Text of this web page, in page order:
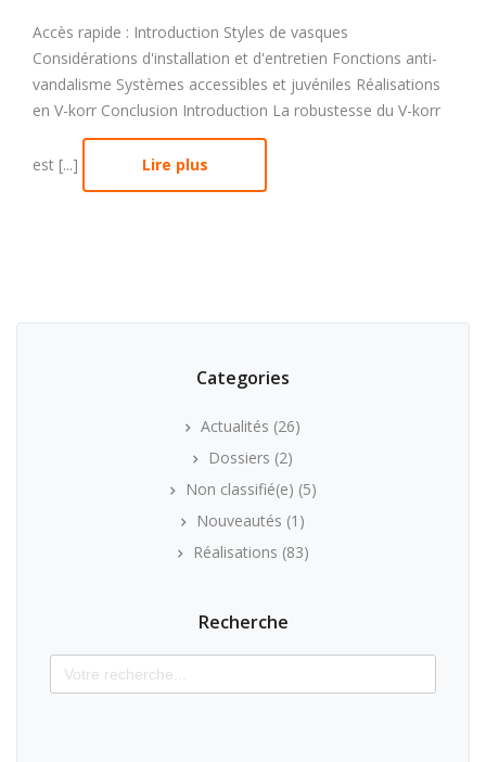
Accès rapide : Introduction Styles de vasques
Considérations d'installation et d'entretien Fonctions anti-
vandalisme Systèmes accessibles et juvéniles Réalisations
en V-korr Conclusion Introduction La robustesse du V-korr
est [...] Lire plus
Categories
Actualités (26)
Dossiers (2)
Non classifié(e) (5)
Nouveautés (1)
Réalisations (83)
Recherche
Search
for: